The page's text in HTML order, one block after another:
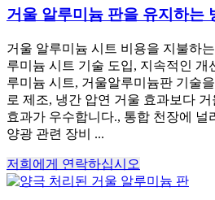
거울 알루미늄 판을 유지하는
거울 알루미늄 시트 비용을 지불하
루미늄 시트 기술 도입, 지속적인 개
루미늄 시트, 거울알루미늄판 기술
로 제조, 냉간 압연 거울 효과보다
효과가 우수합니다., 통합 천장에 널
양광 관련 장비 ...
저희에게 연락하십시오